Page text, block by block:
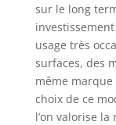
sur le long
usage très
surfaces, des
même
choix de ce
l’on valorise